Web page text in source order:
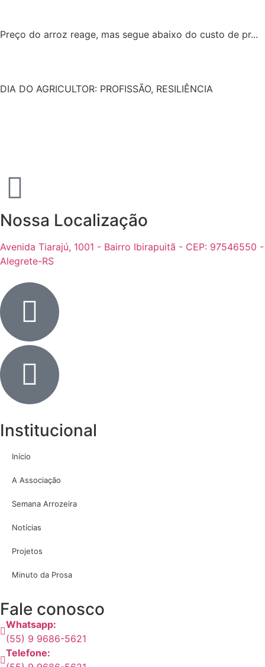
Preço do arroz reage, mas segue abaixo do custo de pr...
DIA DO AGRICULTOR: PROFISSÃO, RESILIÊNCIA
Nossa Localização
Avenida Tiarajú, 1001 - Bairro Ibirapuitã - CEP: 97546550 -
Alegrete-RS
Institucional
Início
A Associação
Semana Arrozeira
Notícias
Projetos
Minuto da Prosa
Fale conosco
Whatsapp:
(55) 9 9686-5621
Telefone: